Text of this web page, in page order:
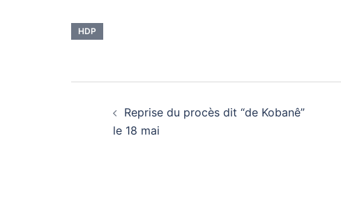
HDP
Navigation
d’article
Reprise du procès dit “de Kobanê”
le 18 mai